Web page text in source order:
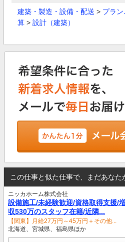
建築・製造・設備・配送 > プラ
算 > 設計（建築）
この仕事と似た仕事で、まだあなた
ニッカホーム株式会社
設備施工/未経験歓迎/資格取得支援/
収530万のスタッフ在籍/近隣...
【関東】月給27万円～45万円＋その他...
北海道、宮城県、福島県ほか